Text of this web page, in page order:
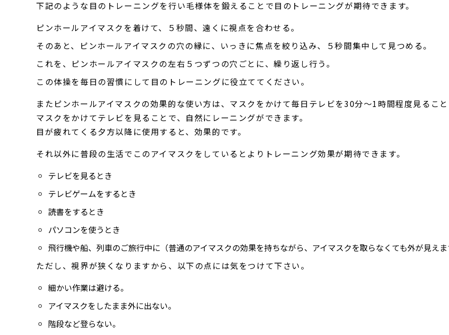
下記のような目のトレーニングを行い毛様体を鍛えることで目のトレーニングが期待できます。
ピンホールアイマスクを着けて、５秒間、遠くに視点を合わせる。
そのあと、ピンホールアイマスクの穴の縁に、いっきに焦点を絞り込み、５秒間集中して見つめる。
これを、ピンホールアイマスクの左右５つずつの穴ごとに、繰り返し行う。
この体操を毎日の習慣にして目のトレーニングに役立ててください。
またピンホールアイマスクの効果的な使い方は、マスクをかけて毎日テレビを30分～1時間程度見るこ
マスクをかけてテレビを見ることで、自然にレーニングができます。
目が疲れてくる夕方以降に使用すると、効果的です。
それ以外に普段の生活でこのアイマスクをしているとよりトレーニング効果が期待できます。
テレビを見るとき
テレビゲームをするとき
読書をするとき
パソコンを使うとき
飛行機や船、列車のご旅行中に（普通のアイマスクの効果を持ちながら、アイマスクを取らなくても外が見え
ただし、視界が狭くなりますから、以下の点には気をつけて下さい。
細かい作業は避ける。
アイマスクをしたまま外に出ない。
階段など登らない。